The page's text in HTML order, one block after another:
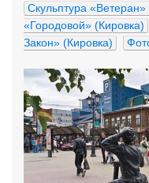
Скульптура «Ветеран»
«Городовой» (Кировка)
Закон» (Кировка)